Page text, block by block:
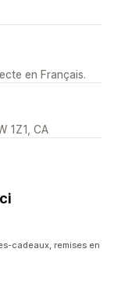
en Français.
1Z1, CA
cadeaux, remises en